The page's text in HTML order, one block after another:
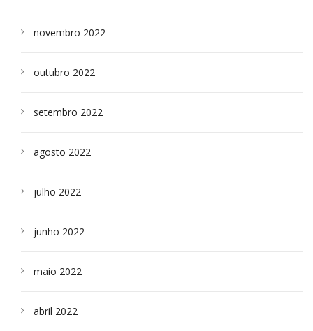
novembro 2022
outubro 2022
setembro 2022
agosto 2022
julho 2022
junho 2022
maio 2022
abril 2022